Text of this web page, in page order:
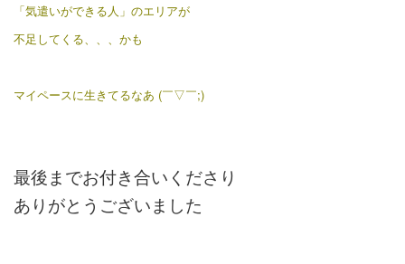
「気遣いができる人」のエリアが
不足してくる、、、かも
マイペースに生きてるなあ (￣▽￣;)
最後までお付き合いくださり
ありがとうございました